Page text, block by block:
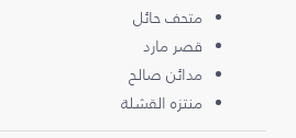
متحف حائل
قصر مارد
مدائن صالح
منتزه القشلة